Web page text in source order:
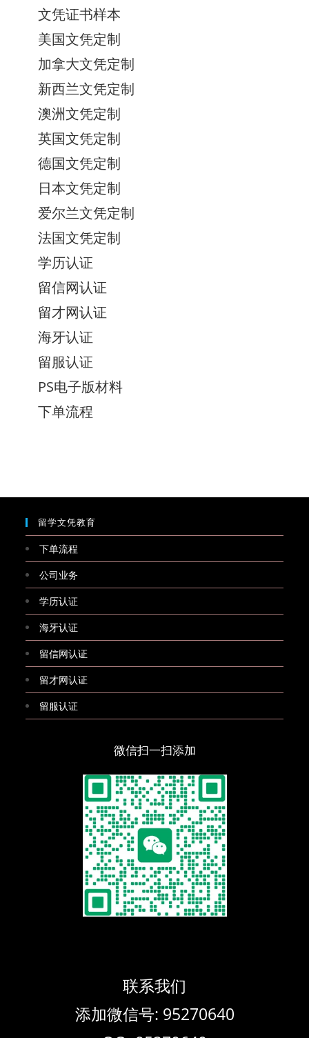
文凭证书样本
美国文凭定制
加拿大文凭定制
新西兰文凭定制
澳洲文凭定制
英国文凭定制
德国文凭定制
日本文凭定制
爱尔兰文凭定制
法国文凭定制
学历认证
留信网认证
留才网认证
海牙认证
留服认证
PS电子版材料
下单流程
留学文凭教育
下单流程
公司业务
学历认证
海牙认证
留信网认证
留才网认证
留服认证
微信扫一扫添加
联系我们
添加微信号: 95270640